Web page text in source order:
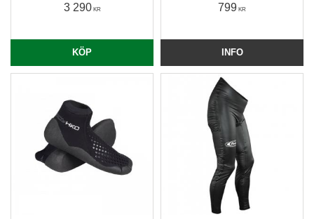
3 290KR
KÖP
höfter och höga i ryggen.
799 KR
INFO